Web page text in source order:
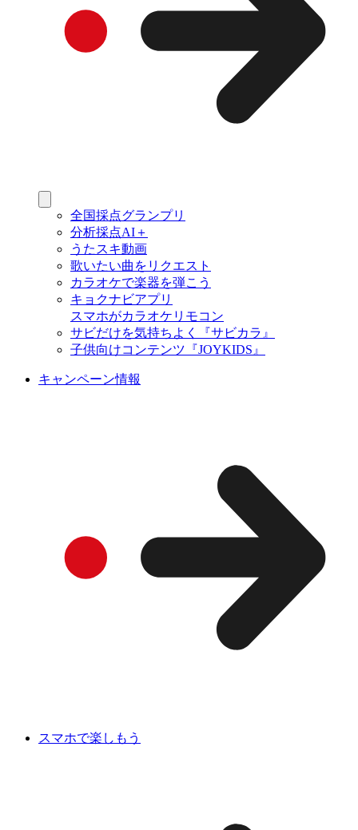
全国採点グランプリ
分析採点AI＋
うたスキ動画
歌いたい曲をリクエスト
カラオケで楽器を弾こう
キョクナビアプリ
スマホがカラオケリモコン
サビだけを気持ちよく『サビカラ』
子供向けコンテンツ『JOYKIDS』
キャンペーン情報
スマホで楽しもう